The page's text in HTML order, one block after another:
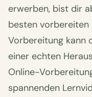
erwerben, bist dir
besten
Vorbereitung kann
einer echten
Online-
spannenden